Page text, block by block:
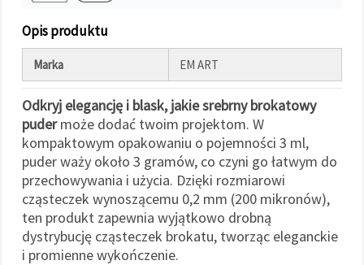
Ustawienia
Opis produktu
Marka EM ART
Odkryj elegancję i blask, jakie srebrny brokatowy
pudermoże dodać twoim projektom. W
kompaktowym opakowaniu o pojemności 3 ml,
puder waży około 3 gramów, co czyni go łatwym do
przechowywania i użycia. Dzięki rozmiarowi
cząsteczek wynoszącemu 0,2 mm (200 mikronów),
ten produkt zapewnia wyjątkowo drobną
dystrybucję cząsteczek brokatu, tworząc eleganckie
i promienne wykończenie.